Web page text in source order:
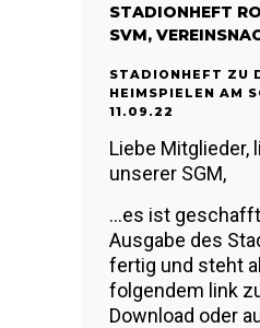
STADIONHEFT
SVM,
STADIONHEFT ZU
HEIMSPIELEN AM
11.09.22
Liebe Mitglieder,
unserer SGM,
…es ist
Ausgabe des
fertig und steht
folgendem link
Download oder